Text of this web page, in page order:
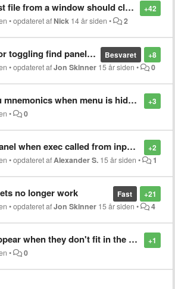
+42
from a window should close window
•opdateret af Nick 14 år siden • 2
+8
Besvaret
find panel settings
•opdateret afJon Skinner 15 år siden • 0
+3
when menu is hidden
• 0
+2
when exec called from input panel
•opdateret afAlexander S. 15 år siden • 1
+21
Fast
no longer work
•opdateret afJon Skinner 15 år siden • 4
+1
when they don't fit in the window
• 0